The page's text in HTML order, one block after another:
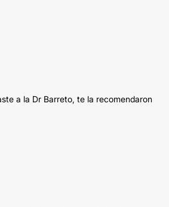
a la Dr Barreto, te la recomendaron